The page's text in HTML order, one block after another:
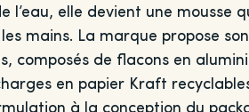
l’eau, elle devient une mousse
mains. La marque propose
composés de flacons en
en papier Kraft
à la conception du